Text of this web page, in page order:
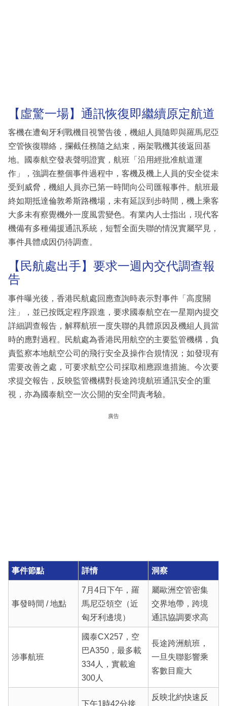
【虛驚一場】通訊恢復即繼續原定航道
客機在遭匈牙利戰機目視警告後，機組人員隨即與羅馬尼亞
空管恢復聯絡，攔截任務隨之結束，兩架戰機其後返回基
地。國泰航空發表聲明證實，航班「沿用經批准航道運
作」，強調在整個事件過程中，客機及機上人員的安全從未
受到威脅，機組人員亦已第一時間向公司匯報事件。航班最
終如期抵達倫敦希斯路機場，未有延誤到步時間，機上乘客
大多未有察覺機外一度風雲變色。有業內人士指出，現代客
機備有多種備援通訊系統，短暫全面失聯的情況實屬罕見，
事件具體成因仍待調查。
【民航處出手】要求一週內交代調查報
告
事件曝光後，香港民航處回應查詢時表示對事件「高度關
注」，並已按既定程序跟進，要求國泰航空在一星期內提交
詳細調查報告，解釋航班一度失聯的具體原因及機組人員當
時的應對過程。民航處為香港民用航空的主要監管機構，負
責監察本地航空公司的飛行安全及操作合規情況；如發現有
需要改善之處，可要求航空公司採取相應跟進措施。今次要
求提交報告，反映監管機構對長途跨境航班通訊安全的重
視，亦為國泰航空一次公開的安全問責考驗。
廣告
事件節點 詳情 洞察
事發時間 / 地點
7月4日下午，羅
馬尼亞領空（近
匈牙利邊境）
屬歐洲空管密集
交界地帶，跨境
通訊協調要求高
涉事航班
國泰CX257，空
巴A350，最多載
334人，實載逾
300人
長途跨洲航班，
一旦失聯影響乘
客數目龐大
下午1時42分接
反映北約快速反